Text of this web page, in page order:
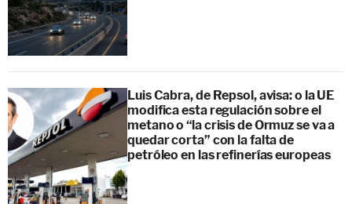
Luis Cabra, de Repsol, avisa: o la UE
modifica esta regulación sobre el
metano o “la crisis de Ormuz se va a
quedar corta” con la falta de
petróleo en las refinerías europeas